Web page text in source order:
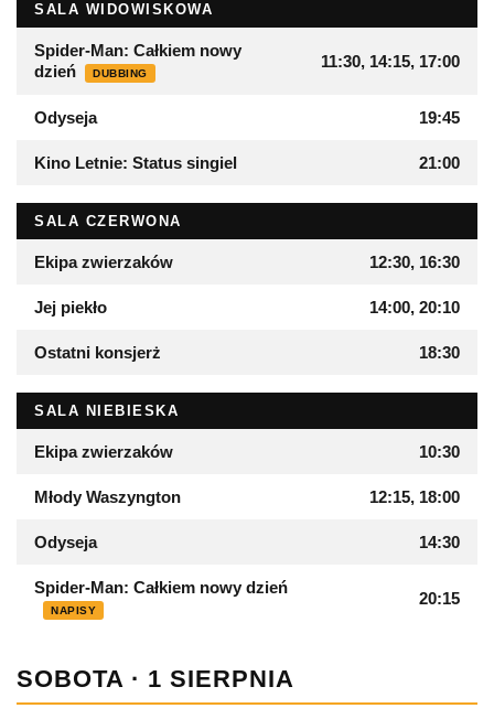
SALA WIDOWISKOWA
Spider-Man: Całkiem nowy
dzień
DUBBING
11:30, 14:15, 17:00
Odyseja 19:45
Kino Letnie: Status singiel 21:00
SALA CZERWONA
Ekipa zwierzaków 12:30, 16:30
Jej piekło 14:00, 20:10
Ostatni konsjerż 18:30
SALA NIEBIESKA
Ekipa zwierzaków 10:30
Młody Waszyngton 12:15, 18:00
Odyseja 14:30
Spider-Man: Całkiem nowy dzień
NAPISY
20:15
SOBOTA · 1 SIERPNIA